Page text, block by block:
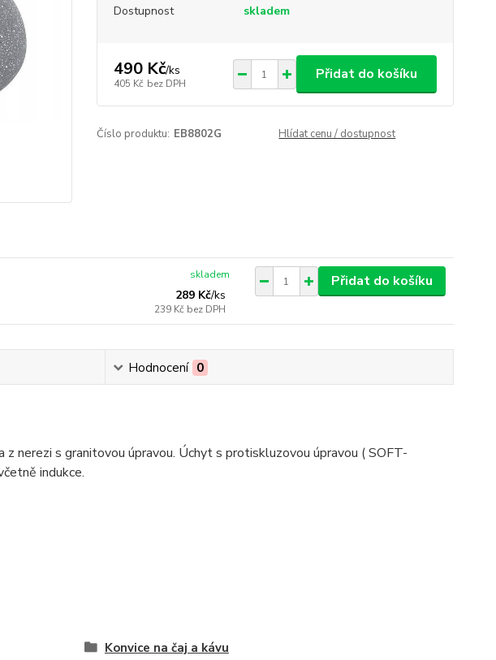
Dostupnost skladem
490 Kč/ks
405 Kč bez DPH
Přidat do košíku
Číslo produktu: EB8802G Hlídat cenu / dostupnost
289 Kč/ks
239 Kč bez DPH
skladem Přidat do košíku
Hodnocení 0
z nerezi s granitovou úpravou. Úchyt s protiskluzovou úpravou ( SOFT-
indukce.
Konvice na čaj a kávu